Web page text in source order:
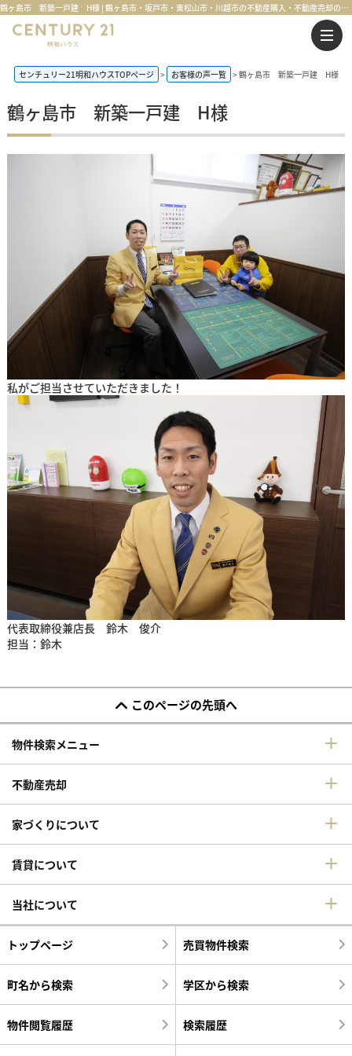
鶴ヶ島市 新築一戸建 H様 | 鶴ヶ島市・坂戸市・東松山市・川越市の不動産購入・不動産売却のことならセンチュリー21明和ハウス
センチュリー21明和ハウスTOPページ お客様の声一覧 鶴ヶ島市 新築一戸建 H様
鶴ヶ島市 新築一戸建 H様
私がご担当させていただきました！
代表取締役兼店長 鈴木 俊介
担当：鈴木
このページの先頭へ
物件検索メニュー
不動産売却
家づくりについて
賃貸について
当社について
トップページ 売買物件検索
町名から検索 学区から検索
物件閲覧履歴 検索履歴